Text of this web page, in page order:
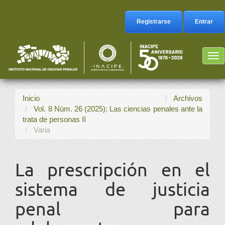
Barra
lateral
Registrarse Entrar
Inicio
Archivos
Vol. 8 Núm. 26 (2025): Las ciencias penales ante la
trata de personas II
Varia
La prescripción en el
sistema de justicia
penal para